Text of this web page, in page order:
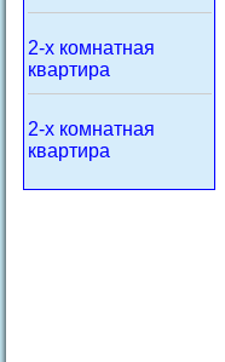
2-х комнатная
квартира
2-х комнатная
квартира